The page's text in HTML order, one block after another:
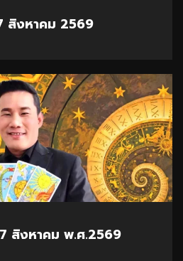
สิงหาคม 2569
สิงหาคม พ.ศ.2569